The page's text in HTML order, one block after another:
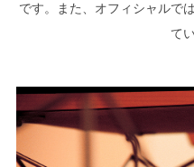
です。また、オフィシャルで
て